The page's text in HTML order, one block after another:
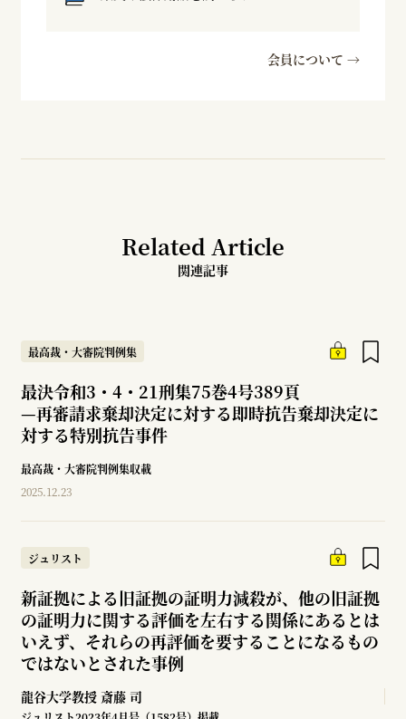
会員について →
Related Article
関連記事
最高裁・大審院判例集
最決令和3・4・21刑集75巻4号389頁
—再審請求棄却決定に対する即時抗告棄却決定に
対する特別抗告事件
最高裁・大審院判例集収載
2025.12.23
ジュリスト
新証拠による旧証拠の証明力減殺が、他の旧証拠
の証明力に関する評価を左右する関係にあるとは
いえず、それらの再評価を要することになるもの
ではないとされた事例
龍谷大学教授 斎藤 司